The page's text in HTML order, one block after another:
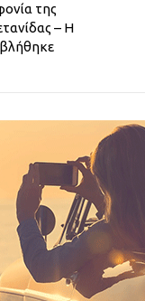
της
– Η